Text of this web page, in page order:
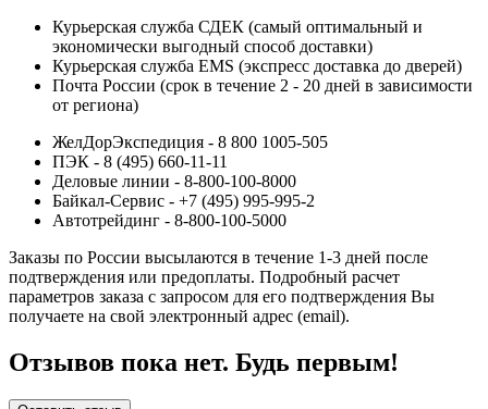
Курьерская служба СДЕК (самый оптимальный и
экономически выгодный способ доставки)
Курьерская служба EMS (экспресс доставка до дверей)
Почта России (срок в течение 2 - 20 дней в зависимости
от региона)
ЖелДорЭкспедиция - 8 800 1005-505
ПЭК - 8 (495) 660-11-11
Деловые линии - 8-800-100-8000
Байкал-Сервис - +7 (495) 995-995-2
Автотрейдинг - 8-800-100-5000
Заказы по России высылаются в течение 1-3 дней после
подтверждения или предоплаты. Подробный расчет
параметров заказа с запросом для его подтверждения Вы
получаете на свой электронный адрес (email).
Отзывов пока нет. Будь первым!